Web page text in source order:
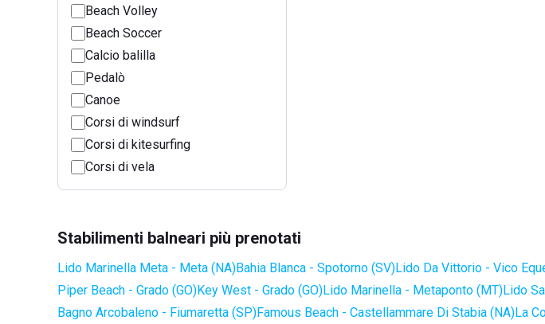
Beach Volley
Beach Soccer
Calcio balilla
Pedalò
Canoe
Corsi di windsurf
Corsi di kitesurfing
Corsi di vela
Stabilimenti balneari più prenotati
Lido Marinella Meta - Meta (NA)Bahia Blanca - Spotorno (SV)Lido Da Vittorio - Vico
Piper Beach - Grado (GO)Key West - Grado (GO)Lido Marinella - Metaponto (MT)Lido
Bagno Arcobaleno - Fiumaretta (SP)Famous Beach - Castellammare Di Stabia (NA)La